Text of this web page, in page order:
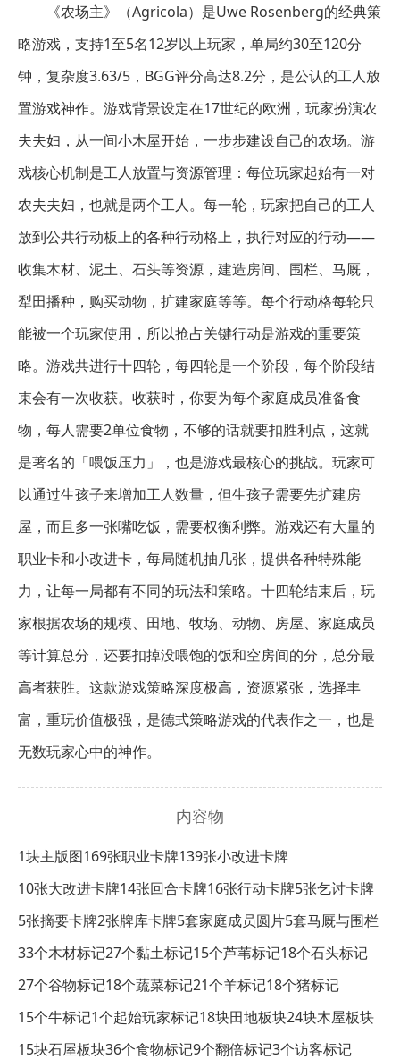
《农场主》（Agricola）是Uwe Rosenberg的经典策
略游戏，支持1至5名12岁以上玩家，单局约30至120分
钟，复杂度3.63/5，BGG评分高达8.2分，是公认的工人放
置游戏神作。游戏背景设定在17世纪的欧洲，玩家扮演农
夫夫妇，从一间小木屋开始，一步步建设自己的农场。游
戏核心机制是工人放置与资源管理：每位玩家起始有一对
农夫夫妇，也就是两个工人。每一轮，玩家把自己的工人
放到公共行动板上的各种行动格上，执行对应的行动——
收集木材、泥土、石头等资源，建造房间、围栏、马厩，
犁田播种，购买动物，扩建家庭等等。每个行动格每轮只
能被一个玩家使用，所以抢占关键行动是游戏的重要策
略。游戏共进行十四轮，每四轮是一个阶段，每个阶段结
束会有一次收获。收获时，你要为每个家庭成员准备食
物，每人需要2单位食物，不够的话就要扣胜利点，这就
是著名的「喂饭压力」，也是游戏最核心的挑战。玩家可
以通过生孩子来增加工人数量，但生孩子需要先扩建房
屋，而且多一张嘴吃饭，需要权衡利弊。游戏还有大量的
职业卡和小改进卡，每局随机抽几张，提供各种特殊能
力，让每一局都有不同的玩法和策略。十四轮结束后，玩
家根据农场的规模、田地、牧场、动物、房屋、家庭成员
等计算总分，还要扣掉没喂饱的饭和空房间的分，总分最
高者获胜。这款游戏策略深度极高，资源紧张，选择丰
富，重玩价值极强，是德式策略游戏的代表作之一，也是
无数玩家心中的神作。
内容物
1块主版图169张职业卡牌139张小改进卡牌
10张大改进卡牌14张回合卡牌16张行动卡牌5张乞讨卡牌
5张摘要卡牌2张牌库卡牌5套家庭成员圆片5套马厩与围栏
33个木材标记27个黏土标记15个芦苇标记18个石头标记
27个谷物标记18个蔬菜标记21个羊标记18个猪标记
15个牛标记1个起始玩家标记18块田地板块24块木屋板块
15块石屋板块36个食物标记9个翻倍标记3个访客标记